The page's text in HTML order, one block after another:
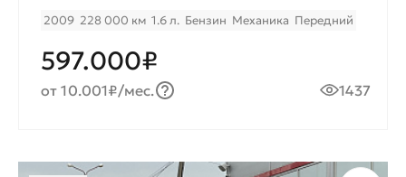
2009 228 000 км 1.6 л. Бензин Механика Передний
597.000₽
от 10.001₽/мес. 1437